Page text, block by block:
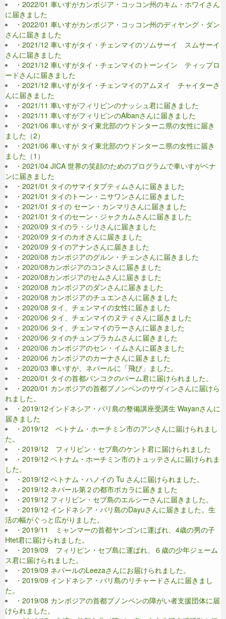
・2022/01 車いすがカンボジア・コッコン州のキム・ホワイさん
に届きました
・2022/01 車いすがカンボジア・コッコン州のディヤング・ダン
さんに届きました
・2021/12 車いすがタイ・チェンマイのソムサーイ スムサーイ
さんに届きました
・2021/12 車いすがタイ・チェンマイのトーンイン ティップロ
ードさんに届きました
・2021/12 車いすがタイ・チェンマイのアムヌイ チャイターさ
んに届きました
・2021/11 車いすがフィリピンのナッシュ君に届きました
・2021/11 車いすがフィリピンのAlbanさんに届きました
・2021/06 車いすが タイ東北部のウドンターニ県の女性に届き
ました（2）
・2021/06 車いすが タイ東北部のウドンターニ県の女性に届き
ました（1）
・2021/04 JICA 世界の笑顔のためのプログラムで車いすがベナ
ンに届きました
・2021/01 タイのサマイタプティムさんに届きました
・2021/01 タイのトーン・ニサワンさんに届きました
・2021/01 タイの セーン・カンマリさんに届きました
・2021/01 タイのセーン・ジャクカムさんに届きました
・2020/09 タイのラ・シリさんに届きました
・2020/09 タイのカオさんに届きました
・2020/09 タイのアナンさんに届きました
・2020/08 カンボジアのグルン・チェンさんに届きました
・2020/08カンボジアのコンさんに届きました
・2020/08カンボジアのセムさんに届きました
・2020/08 カンボジアのダンさんに届きました
・2020/08 カンボジアのチュエンさんに届きました
・2020/08 タイ、チェンマイの女性に届きました
・2020/06 タイ、チェンマイのヌティさんに届きました
・2020/06 タイ、チェンマイのラーさんに届きました
・2020/06 タイのチュンプラカムさんに届きました
・2020/06 カンボジアのセン・イムさんに届きました
・2020/06 カンボジアのカーナさんに届きました
・2020/03 車いすが、ネパールに「飛び」ました。
・2020/01 タイの首都バンコクのパーム君に届けられました。
・2020/01 カンボジアの首都プノンペンのサヴィンさんに届けら
れました。
・2019/12インドネシア・バリ島の整備講座受講生 Wayanさんに
届きました
・2019/12 ベトナム・ホーチミン市のアンさんに届けられまし
た。
・2019/12 フィリピン・セブ島のケント君に届けられました
・2019/12 ベトナム・ホーチミン市のトュッテさんに届けられま
した。
・2019/12 ベトナム・ハノイの Tu さんに届けられました。
・2019/12 ネパール第２の都市ポカラに届きました
・2019/12 フィリピン・セブ島のエルシーさんに届きました。
・2019/12 インドネシア・バリ島のDayuさんに届きました。生
活の幅がぐっと広がりました。
・2019/11 ミャンマーの首都ヤンゴンに運ばれ、4歳の男の子
Htet君に届けられました。
・2019/09 フィリピン・セブ島に運ばれ、６歳の少年ジェーム
ス君に届けられました。
・2019/09 ネパールのLeezaさんにお届けられました。
・2019/09 インドネシア・バリ島のリチャードさんに届きまし
た。
・2019/08 カンボジアの首都プノンペンの障がい者支援団体に届
けられました。